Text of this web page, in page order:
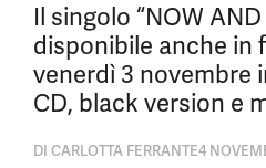
Il singolo “NOW
disponibile anche in
venerdì 3 novembre
CD, black version e
DI CARLOTTA FERRANTE4